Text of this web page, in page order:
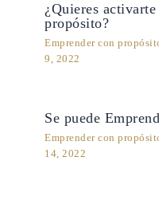
¿Quieres
propósito?
Emprender con
9, 2022
Se puede
Emprender con
14, 2022